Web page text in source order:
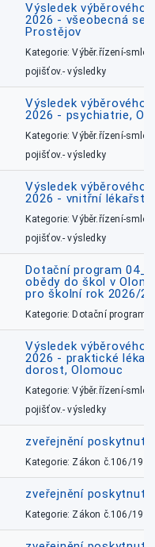
Výsledek výběrového
2026 - všeobecná
Prostějov
Kategorie: Výběr.řízení-
pojišťov.- výsledky
Výsledek výběrového
2026 - psychiatrie,
Kategorie: Výběr.řízení-
pojišťov.- výsledky
Výsledek výběrového
2026 - vnitřní
Kategorie: Výběr.řízení-
pojišťov.- výsledky
Dotační program
obědy do škol v
pro školní rok 2026/
Kategorie: Dotační
Výsledek výběrového
2026 - praktické
dorost, Olomouc
Kategorie: Výběr.řízení-
pojišťov.- výsledky
zveřejnění
Kategorie: Zákon č.106/1999
zveřejnění
Kategorie: Zákon č.106/1999